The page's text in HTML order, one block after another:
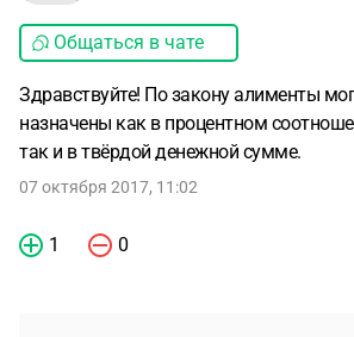
Общаться в чате
Здравствуйте! По закону алименты
назначены как в процентном
так и в твёрдой денежной сумме.
07 октября 2017, 11:02
1 0